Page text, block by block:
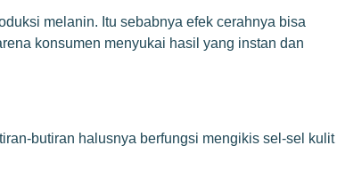
melanin. Itu sebabnya efek cerahnya bisa
konsumen menyukai hasil yang instan dan
butiran halusnya berfungsi mengikis sel-sel kulit